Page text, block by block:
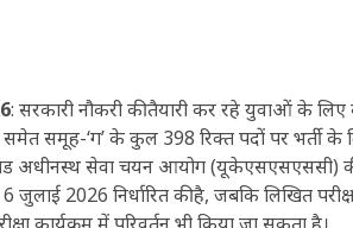
: सरकारी नौकरी की तैयारी कर रहे युवाओं के
समेत समूह-‘ग’ के कुल 398 रिक्त पदों पर भर्ती
अधीनस्थ सेवा चयन आयोग
2026 निर्धारित की है, जबकि लिखित